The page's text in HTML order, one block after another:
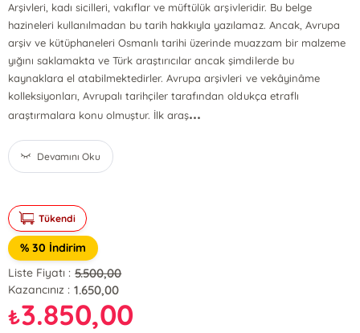
Arşivleri, kadı sicilleri, vakıflar ve müftülük arşivleridir. Bu belge
hazineleri kullanılmadan bu tarih hakkıyla yazılamaz. Ancak, Avrupa
arşiv ve kütüphaneleri Osmanlı tarihi üzerinde muazzam bir malzeme
yığını saklamakta ve Türk araştırıcılar ancak şimdilerde bu
kaynaklara el atabilmektedirler. Avrupa arşivleri ve vekâyinâme
kolleksiyonları, Avrupalı tarihçiler tarafından oldukça etraflı
araştırmalara konu olmuştur. İlk araş...
Devamını Oku
Tükendi
% 30 İndirim
Liste Fiyatı : 5.500,00
Kazancınız : 1.650,00
₺3.850,00